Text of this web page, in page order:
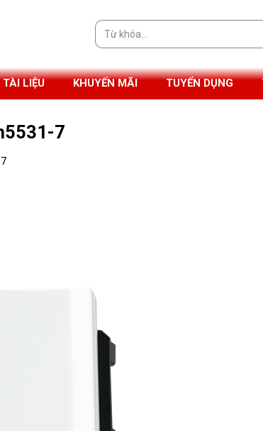
Tìm
kiếm:
TÀI LIỆU KHUYẾN MÃI TUYỂN DỤNG
7